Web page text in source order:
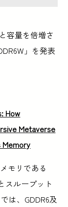
容量を倍増さ
」を発表
How
Metaverse
Memory
モリである
スループット
は、GDDR6及